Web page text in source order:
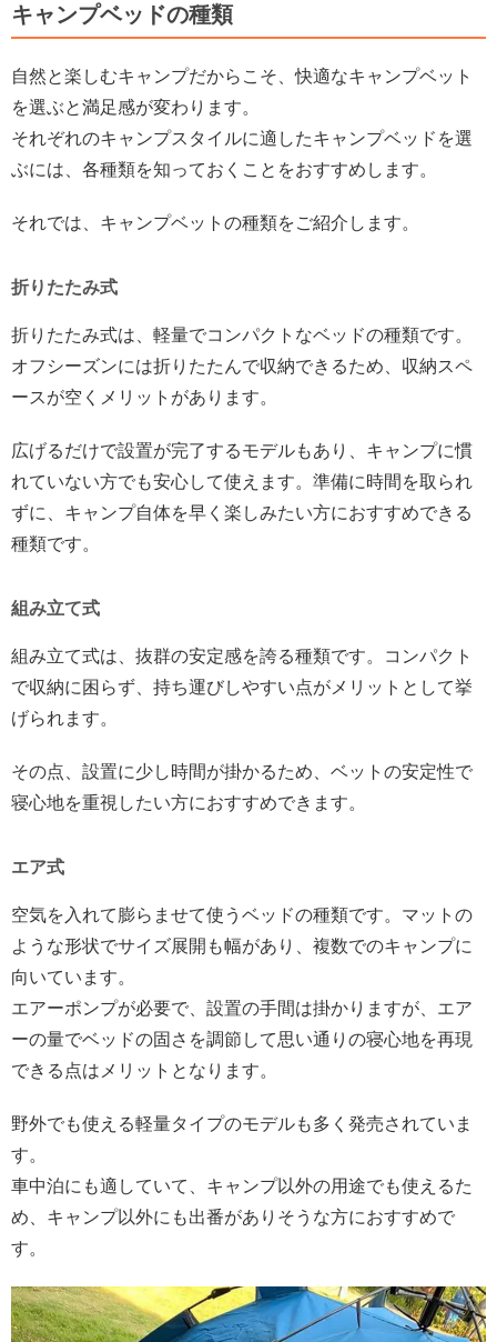
キャンプベッドの種類
自然と楽しむキャンプだからこそ、快適なキャンプベット
を選ぶと満足感が変わります。
それぞれのキャンプスタイルに適したキャンプベッドを選
ぶには、各種類を知っておくことをおすすめします。
それでは、キャンプベットの種類をご紹介します。
折りたたみ式
折りたたみ式は、軽量でコンパクトなベッドの種類です。
オフシーズンには折りたたんで収納できるため、収納スペ
ースが空くメリットがあります。
広げるだけで設置が完了するモデルもあり、キャンプに慣
れていない方でも安心して使えます。準備に時間を取られ
ずに、キャンプ自体を早く楽しみたい方におすすめできる
種類です。
組み立て式
組み立て式は、抜群の安定感を誇る種類です。コンパクト
で収納に困らず、持ち運びしやすい点がメリットとして挙
げられます。
その点、設置に少し時間が掛かるため、ベットの安定性で
寝心地を重視したい方におすすめできます。
エア式
空気を入れて膨らませて使うベッドの種類です。マットの
ような形状でサイズ展開も幅があり、複数でのキャンプに
向いています。
エアーポンプが必要で、設置の手間は掛かりますが、エア
ーの量でベッドの固さを調節して思い通りの寝心地を再現
できる点はメリットとなります。
野外でも使える軽量タイプのモデルも多く発売されていま
す。
車中泊にも適していて、キャンプ以外の用途でも使えるた
め、キャンプ以外にも出番がありそうな方におすすめで
す。